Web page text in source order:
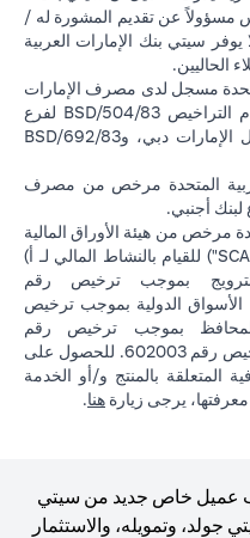
مسؤولاً عن تقديم المشورة له /
يوفر سيتي بنك الإمارات العربية
الحاليين.
مسجل لدى مصرف الإمارات
العربية المتحدة المركزي بموجب أرقام التراخيص BSD/504/83 لفرع
الوصل دبي، و13/184/2019 لفرع مول الإمارات دبي، وBSD/692/83
المتحدة مرخص من مصرف
لبنك أجنبي.
مرخص من هيئة الأوراق المالية
والسلع في الإمارات العربية المتحدة ("SCA") للقيام بالنشاط المالي لـ أ)
بموجب ترخيص رقم
في الأسواق الدولية بموجب ترخيص
ج) إدارة المحافظ بموجب ترخيص رقم
20200000240 د) الحفظ بموجب ترخيص رقم 602003. للحصول على
المتعلقة بالمنتج و/أو الخدمة
يرجى زيارة هنا.
عميل خاص جديد من سيتي
وتمويله، والاستثمار